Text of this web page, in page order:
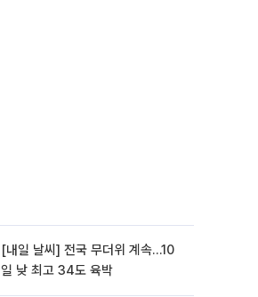
[내일 날씨] 전국 무더위 계속…10
일 낮 최고 34도 육박